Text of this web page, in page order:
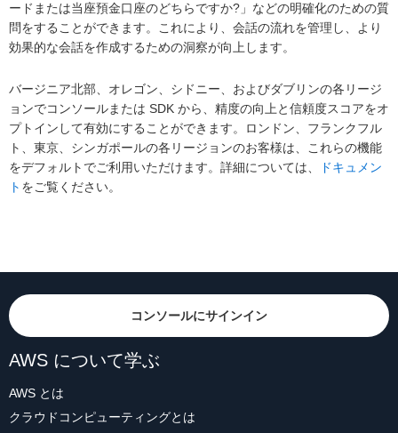
ードまたは当座預金口座のどちらですか?」などの明確化のための質
問をすることができます。これにより、会話の流れを管理し、より
効果的な会話を作成するための洞察が向上します。
バージニア北部、オレゴン、シドニー、およびダブリンの各リージ
ョンでコンソールまたは SDK から、精度の向上と信頼度スコアをオ
プトインして有効にすることができます。ロンドン、フランクフル
ト、東京、シンガポールの各リージョンのお客様は、これらの機能
をデフォルトでご利用いただけます。詳細については、
ドキュメン
ト をご覧ください。
コンソールにサインイン
AWS について学ぶ
AWS とは
クラウドコンピューティングとは